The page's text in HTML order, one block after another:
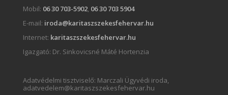
Mobil: 06 30 703-5902, 06 30 703 5904
E-mail: iroda@karitaszszekesfehervar.hu
Internet: karitaszszekesfehervar.hu
Igazgató: Dr. Sinkovicsné Máté Hortenzia
Adatvédelmi tisztviselő: Marczali Ügyvédi iroda,
adatvedelem@karitaszszekesfehervar.hu